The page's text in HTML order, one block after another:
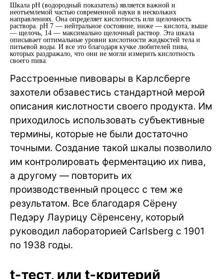
Шкала pH (водородный показатель) является важной и
неотъемлемой частью современной науки в нескольких
направлениях. Она определяет кислотность или щелочность
раствора. pH 7 — нейтральное состояние, ниже — кислота, выше
— щелочь, 14 — максимально щелочный раствор. Эта шкала
описывает оптимальные уровни кислотности жидкостей тела и
питьевой воды. И все это благодаря кучке любителей пива,
которых раздражало, что они не могли измерить кислотность
своего пива.
Расстроенные пивовары в Карлсберге
захотели обзавестись стандартной мерой
описания кислотности своего продукта. Им
приходилось использовать субъективные
термины, которые не были достаточно
точными. Создание такой шкалы позволило
им контролировать ферментацию их пива,
а другому — повторить их
производственный процесс с тем же
результатом. Все благодаря Сёрену
Педэру Лаурицу Сёренсену, который
руководил лабораторией Carlsberg с 1901
по 1938 годы.
t-тест, или t-критерий